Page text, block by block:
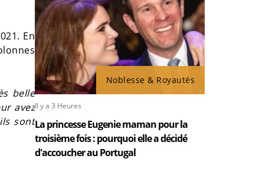
En
belle
avez
sont
Noblesse & Royautés
Il y a 3 Heures
La princesse Eugenie maman pour la
troisième fois : pourquoi elle a décidé
d'accoucher au Portugal